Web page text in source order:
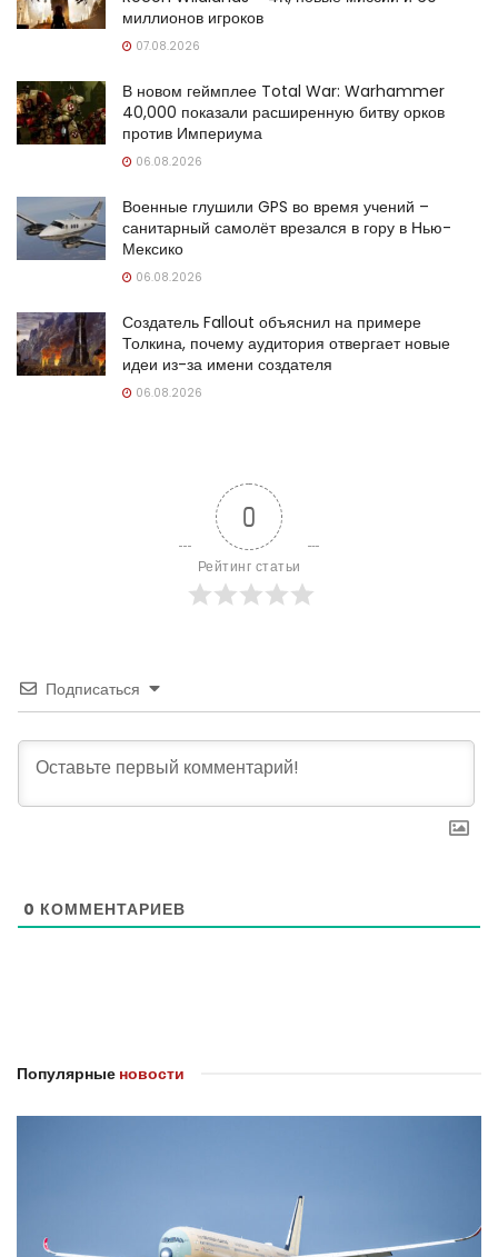
миллионов игроков
07.08.2026
В новом геймплее Total War: Warhammer
40,000 показали расширенную битву орков
против Империума
06.08.2026
Военные глушили GPS во время учений –
санитарный самолёт врезался в гору в Нью-
Мексико
06.08.2026
Создатель Fallout объяснил на примере
Толкина, почему аудитория отвергает новые
идеи из-за имени создателя
06.08.2026
0
Рейтинг статьи
Подписаться
0 КОММЕНТАРИЕВ
Популярные новости